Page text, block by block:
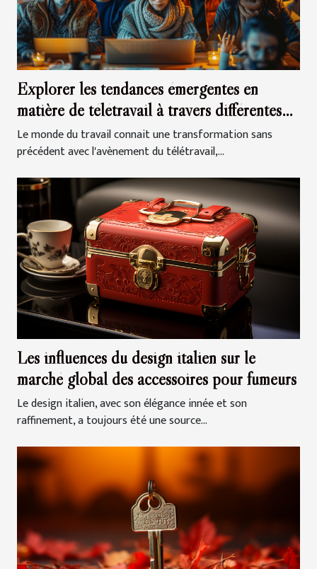
Explorer les tendances émergentes en
matière de télétravail à travers différentes
cultures
Le monde du travail connait une transformation sans
précédent avec l'avènement du télétravail,...
Les influences du design italien sur le
marché global des accessoires pour fumeurs
Le design italien, avec son élégance innée et son
raffinement, a toujours été une source...